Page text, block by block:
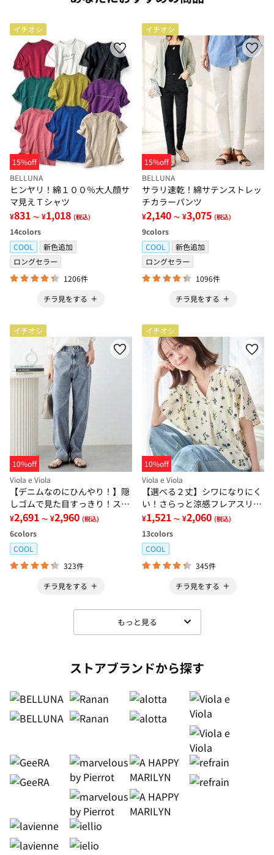
イチオシ
15%off
BELLUNA
ヒンヤリ！綿１００％大人顔サ
マ見えＴシャツ
¥831 ～ ¥1,018 (税込)
14colors
COOL
新色追加
ロングセラー
1206件
チラ見をする
イチオシ
15%off
BELLUNA
サラリ速乾！綿サテンストレッ
チカラーパンツ
¥2,140 ～ ¥3,075 (税込)
9colors
COOL
新色追加
ロングセラー
1096件
チラ見をする
イチオシ
10%off
Viola e Viola
【デニムなのにひんやり！】隠
しゴムで見た目すっきり！スト
レッチ楽ちんデニム
¥2,691 ～ ¥2,960 (税込)
6colors
COOL
323件
チラ見をする
イチオシ
10%off
Viola e Viola
【選べる２丈】シワになりにく
い！さらっと涼感フレアスリー
ブブラウス
¥1,521 ～ ¥2,060 (税込)
13colors
COOL
345件
チラ見をする
もっと見る
ストアブランドから探す